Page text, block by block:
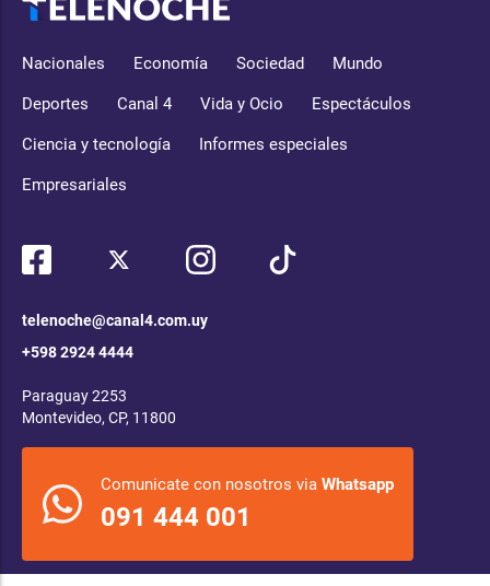
Nacionales Economía Sociedad Mundo
Deportes Canal 4 Vida y Ocio Espectáculos
Ciencia y tecnología Informes especiales
Empresariales
telenoche@canal4.com.uy
+598 2924 4444
Paraguay 2253
Montevideo, CP, 11800
Comunicate con nosotros via Whatsapp
091 444 001